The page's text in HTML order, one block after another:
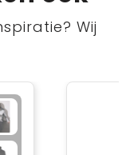
Wij